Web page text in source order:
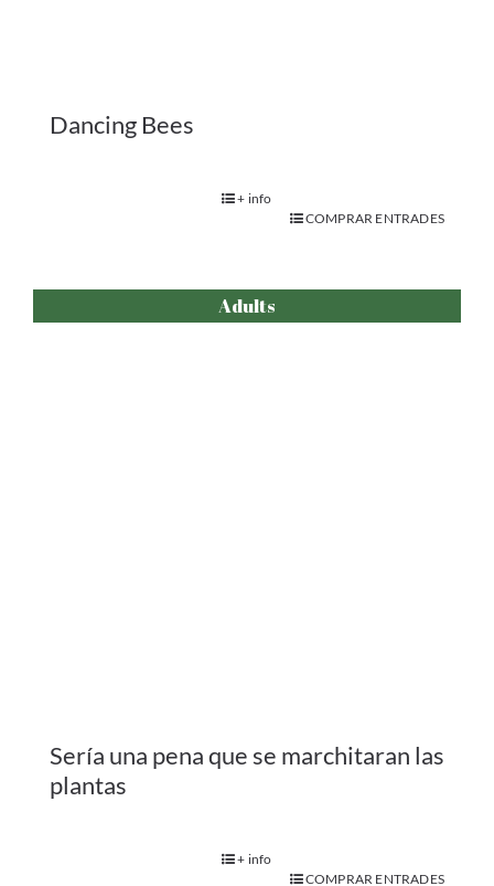
Dancing Bees
+ info
COMPRAR ENTRADES
Adults
Sería una pena que se marchitaran las
plantas
+ info
COMPRAR ENTRADES